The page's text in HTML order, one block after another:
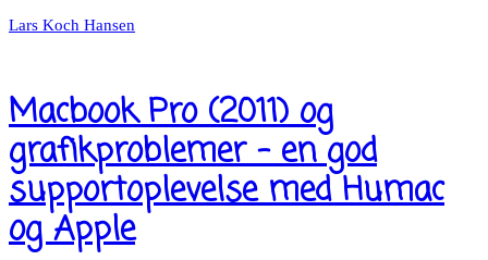
Lars Koch Hansen
Macbook Pro (2011) og
grafikproblemer – en god
supportoplevelse med Humac
og Apple